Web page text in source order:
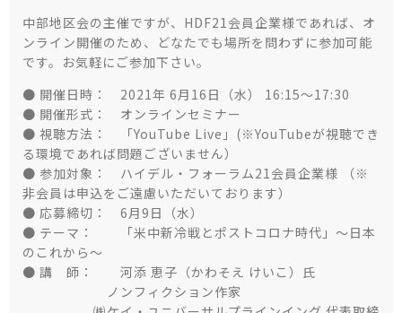
中部地区会の主催ですが、HDF21会員企業様であれば、オ
ンライン開催のため、どなたでも場所を問わずに参加可能
です。お気軽にご参加下さい。
● 開催日時： 2021年 6月16日（水） 16:15～17:30
● 開催形式： オンラインセミナー
● 視聴方法： 「YouTube Live」(※YouTubeが視聴でき
る環境であれば問題ございません）
● 参加対象： ハイデル・フォーラム21会員企業様 （※
非会員は申込をご遠慮いただいております）
● 応募締切： 6月9日（水）
● テーマ： 「米中新冷戦とポストコロナ時代」～日本
のこれから～
● 講 師： 河添 恵子（かわそえ けいこ）氏
ノンフィクション作家